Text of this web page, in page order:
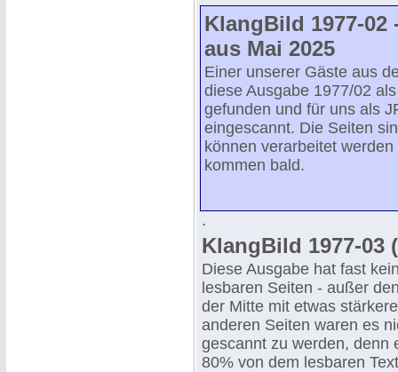
KlangBild 1977-02
aus Mai 2025
Einer unserer Gäste aus
diese Ausgabe 1977/02
gefunden und für uns als
eingescannt. Die Seiten
können verarbeitet
kommen bald.
.
KlangBild 1977-03
Diese Ausgabe hat fast
lesbaren Seiten - außer
der Mitte mit etwas
anderen Seiten waren es
gescannt zu werden, denn
80% von dem lesbaren